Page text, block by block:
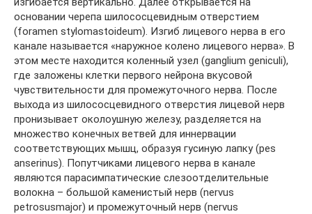
основании черепа шилососцевидным отверстием
(foramen stylomastoideum). Изгиб лицевого нерва в его
канале называется «наружное колено лицевого нерва». В
этом месте находится коленный узел (ganglium geniculi),
где заложены клетки первого нейрона вкусовой
чувствительности для промежуточного нерва. После
выхода из шилососцевидного отверстия лицевой нерв
пронизывает околоушную железу, разделяется на
множество конечных ветвей для иннервации
соответствующих мышц, образуя гусиную лапку (pes
anserinus). Попутчиками лицевого нерва в канале
являются парасимпатические слезоотделительные
волокна – большой каменистый нерв (nervus
petrosusmajor) и промежуточный нерв (nervus